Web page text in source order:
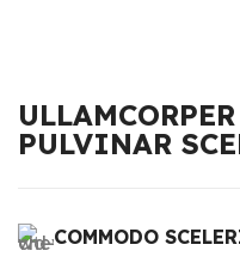
PULVINAR
COMMODO